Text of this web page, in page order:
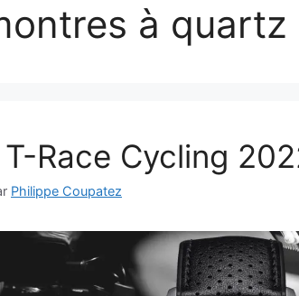
à quartz
Race Cycling
Philippe Coupatez